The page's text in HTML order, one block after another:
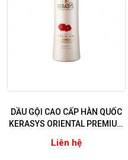
DẦU GỘI CAO CẤP HÀN QUỐC
KERASYS ORIENTAL PREMIUM
VOLUMIZING REPAIR 600ml
Liên hệ